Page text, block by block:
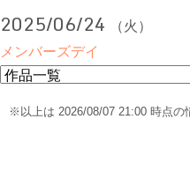
2025/06/24
（火）
メンバーズデイ
※以上は 2026/08/07 21:00 時点の